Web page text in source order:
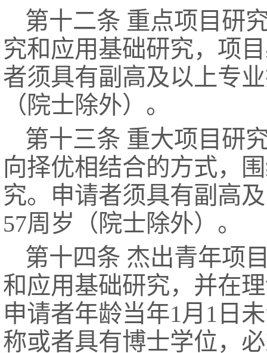
第十二条 重点项目研
究和应用基础研究，项
者须具有副高及以上专
（院士除外）。
第十三条 重大项目研
向择优相结合的方式，
究。申请者须具有副高
57周岁（院士除外）。
第十四条 杰出青年项
和应用基础研究，并在
申请者年龄当年1月1日
称或者具有博士学位，